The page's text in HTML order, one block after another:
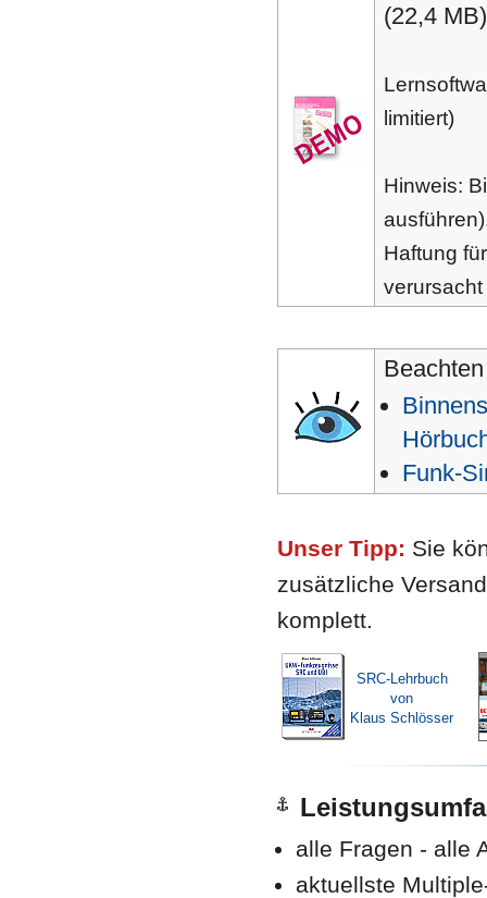
(22,4 MB)
limitiert)
Hinweis:
Haftung
Funk-
Unser Tipp: Sie
zusätzliche
komplett.
SRC-Lehrbuch
von
Klaus Schlösser
alle Fragen - alle
aktuellste